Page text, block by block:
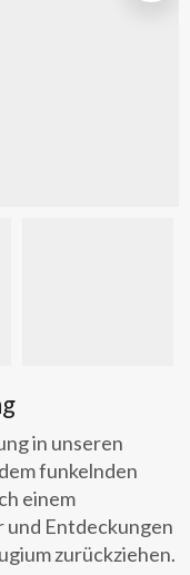
in unseren
funkelnden
einem
und Entdeckungen
zurückziehen.